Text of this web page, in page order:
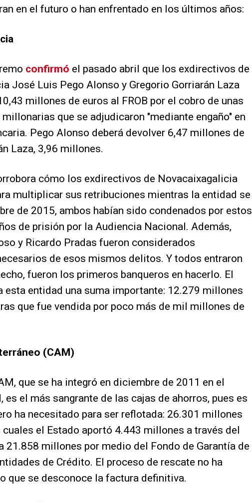
en el futuro o han enfrentado en los últimos años:
confirmó el pasado abril que los exdirectivos de
José Luis Pego Alonso y Gregorio Gorriarán Laza
millones de euros al FROB por el cobro de unas
que se adjudicaron "mediante engaño" en
Pego Alonso deberá devolver 6,47 millones de
Laza, 3,96 millones.
cómo los exdirectivos de Novacaixagalicia
multiplicar sus retribuciones mientras la entidad se
de 2015, ambos habían sido condenados por estos
de prisión por la Audiencia Nacional. Además,
y Ricardo Pradas fueron considerados
de esos mismos delitos. Y todos entraron
fueron los primeros banqueros en hacerlo. El
esta entidad una suma importante: 12.279 millones
que fue vendida por poco más de mil millones de
(CAM)
que se ha integró en diciembre de 2011 en el
es el más sangrante de las cajas de ahorros, pues es
ha necesitado para ser reflotada: 26.301 millones
el Estado aportó 4.443 millones a través del
21.858 millones por medio del Fondo de Garantía de
de Crédito. El proceso de rescate no ha
que se desconoce la factura definitiva.